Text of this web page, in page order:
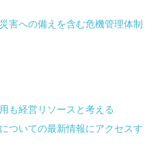
害への備えを含む危機管理体制
も経営リソースと考える
ついての最新情報にアクセスす